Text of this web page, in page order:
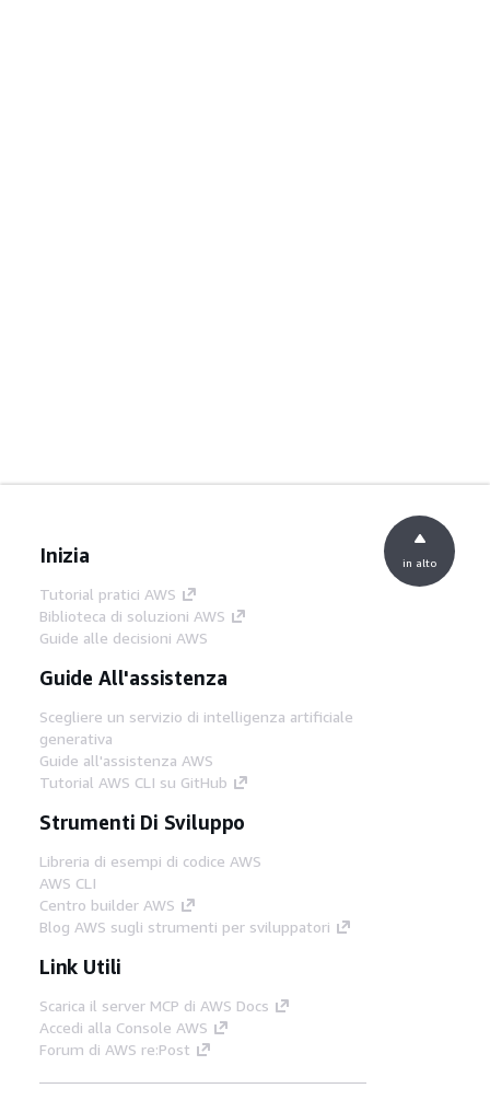
Inizia
Tutorial pratici AWS
Biblioteca di soluzioni AWS
Guide alle decisioni AWS
Guide All'assistenza
Scegliere un servizio di intelligenza artificiale
generativa
Guide all'assistenza AWS
Tutorial AWS CLI su GitHub
Strumenti Di Sviluppo
Libreria di esempi di codice AWS
AWS CLI
Centro builder AWS
Blog AWS sugli strumenti per sviluppatori
Link Utili
Scarica il server MCP di AWS Docs
Accedi alla Console AWS
Forum di AWS re:Post
in alto